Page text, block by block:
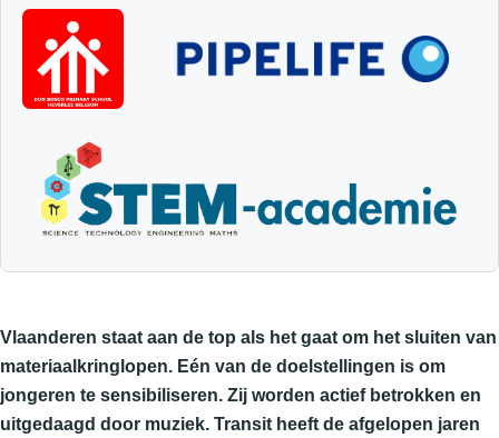
Vlaanderen staat aan de top als het gaat om het sluiten van
materiaalkringlopen. Eén van de doelstellingen is om
jongeren te sensibiliseren. Zij worden actief betrokken en
uitgedaagd door muziek. Transit heeft de afgelopen jaren